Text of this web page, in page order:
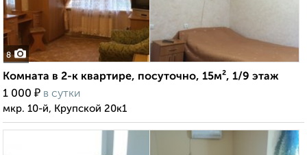
8
Комната в 2-к квартире, посуточно, 15м², 1/9 этаж
1 000 ₽ в сутки
мкр. 10-й, Крупской 20к1